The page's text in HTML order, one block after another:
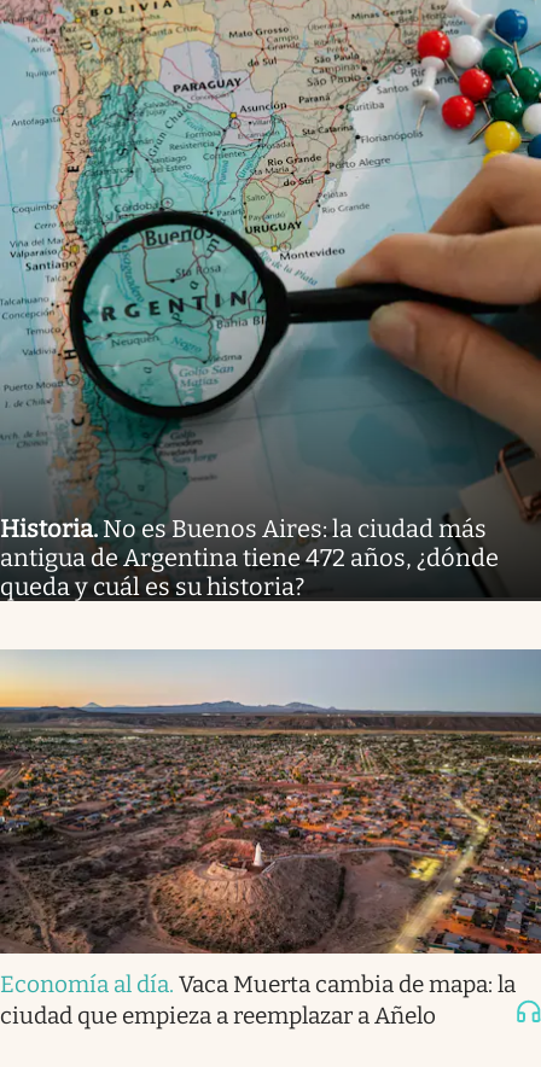
Historia. No es Buenos Aires: la ciudad más
antigua de Argentina tiene 472 años, ¿dónde
queda y cuál es su historia?
Economía al día. Vaca Muerta cambia de mapa: la
ciudad que empieza a reemplazar a Añelo